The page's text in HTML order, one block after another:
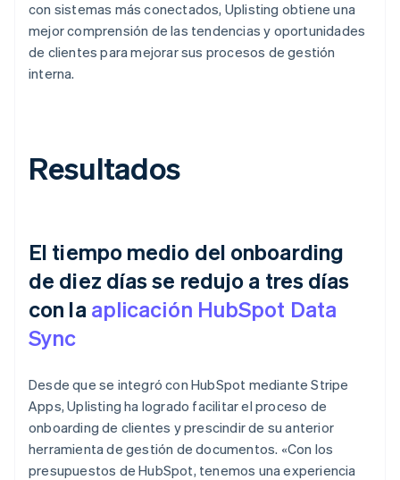
con sistemas más conectados, Uplisting obtiene una
mejor comprensión de las tendencias y oportunidades
de clientes para mejorar sus procesos de gestión
interna.
Resultados
El tiempo medio del onboarding
de diez días se redujo a tres días
con la aplicación HubSpot Data
Sync
Desde que se integró con HubSpot mediante Stripe
Apps, Uplisting ha logrado facilitar el proceso de
onboarding de clientes y prescindir de su anterior
herramienta de gestión de documentos. «Con los
presupuestos de HubSpot, tenemos una experiencia